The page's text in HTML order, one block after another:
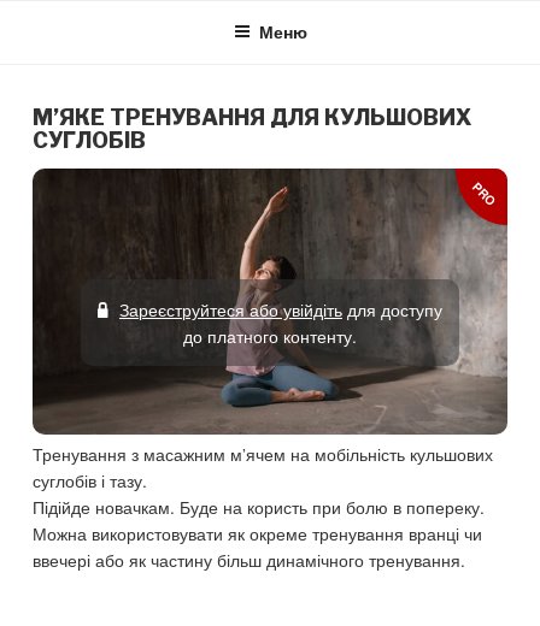
Меню
М’ЯКЕ ТРЕНУВАННЯ ДЛЯ КУЛЬШОВИХ
СУГЛОБІВ
PRO
Зареєструйтеся або увійдітьдля доступу
до платного контенту.
Тренування з масажним м’ячем на мобільність кульшових
суглобів і тазу.
Підійде новачкам. Буде на користь при болю в попереку.
Можна використовувати як окреме тренування вранці чи
ввечері або як частину більш динамічного тренування.